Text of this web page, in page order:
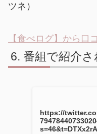
ツネ）
【食べログ】から口
番組で紹介
https://